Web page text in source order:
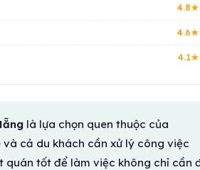
4.8★
4.6★
4.1★
là lựa chọn quen thuộc của
cả du khách cần xử lý công việc
quán tốt để làm việc không chỉ cần